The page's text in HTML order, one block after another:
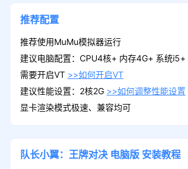
推荐配置
推荐使用MuMu模拟器运行
建议电脑配置：CPU4核+ 内存4G+ 系统
需要开启VT >>如何开启VT
建议性能设置：2核2G >>如何调整性能设置
显卡渲染模式极速、兼容均可
队长小翼：王牌对决 电脑版 安装教程